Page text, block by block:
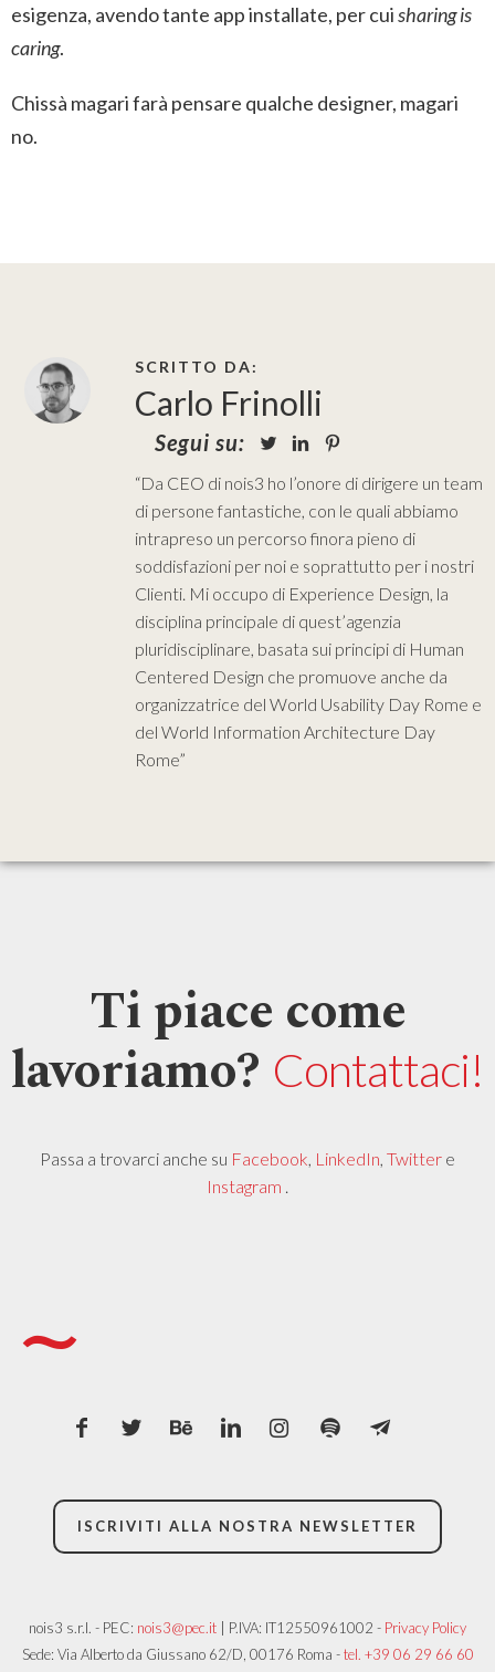
esigenza, avendo tante app installate, per cuisharing is
caring.
Chissà magari farà pensare qualche designer, magari
no.
SCRITTO DA:
Carlo Frinolli
Segui su:
“Da CEO di nois3 ho l’onore di dirigere un team
di persone fantastiche, con le quali abbiamo
intrapreso un percorso finora pieno di
soddisfazioni per noi e soprattutto per i nostri
Clienti. Mi occupo di Experience Design, la
disciplina principale di quest’agenzia
pluridisciplinare, basata sui principi di Human
Centered Design che promuove anche da
organizzatrice del World Usability Day Rome e
del World Information Architecture Day
Rome”
Ti piace come
lavoriamo? Contattaci!
Passa a trovarci anche su Facebook, LinkedIn, Twitter e
Instagram .
ISCRIVITI ALLA NOSTRA NEWSLETTER
nois3 s.r.l. - PEC: nois3@pec.it | P.IVA: IT12550961002 - Privacy Policy
Sede: Via Alberto da Giussano 62/D, 00176 Roma -tel. +39 06 29 66 60